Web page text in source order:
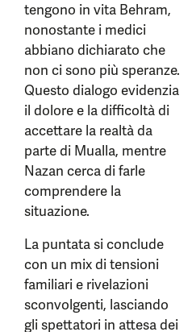
tengono in vita Behram,
nonostante i medici
abbiano dichiarato che
non ci sono più speranze.
Questo dialogo evidenzia
il dolore e la difficoltà di
accettare la realtà da
parte di Mualla, mentre
Nazan cerca di farle
comprendere la
situazione.
La puntata si conclude
con un mix di tensioni
familiari e rivelazioni
sconvolgenti, lasciando
gli spettatori in attesa dei